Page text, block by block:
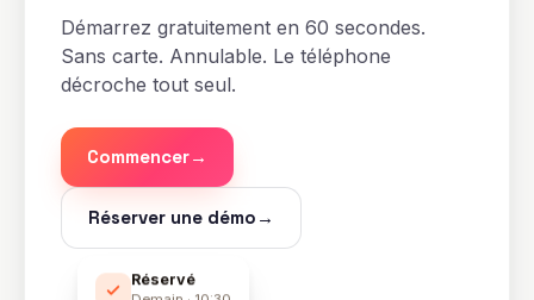
Démarrez gratuitement en 60 secondes.
Sans carte. Annulable. Le téléphone
décroche tout seul.
Commencer→
Réserver une démo →
Réservé